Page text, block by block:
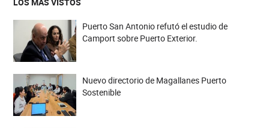
Puerto San Antonio refutó el estudio de
Camport sobre Puerto Exterior.
Nuevo directorio de Magallanes Puerto
Sostenible